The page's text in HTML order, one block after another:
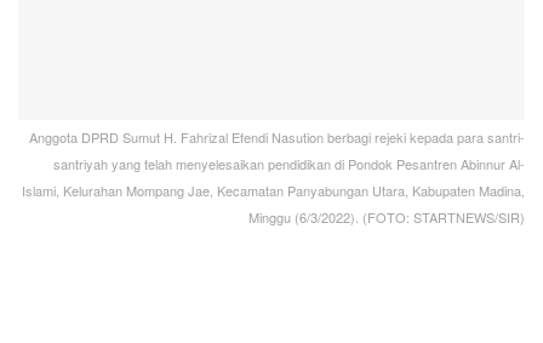
Anggota DPRD Sumut H. Fahrizal Efendi Nasution berbagi rejeki kepada para santri-
santriyah yang telah menyelesaikan pendidikan di Pondok Pesantren Abinnur Al-
Islami, Kelurahan Mompang Jae, Kecamatan Panyabungan Utara, Kabupaten Madina,
Minggu (6/3/2022). (FOTO: STARTNEWS/SIR)